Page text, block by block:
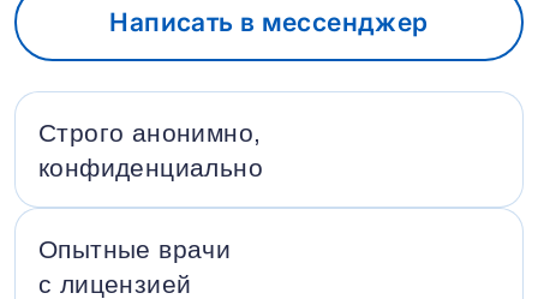
Написать в мессенджер
Строго анонимно,
конфиденциально
Опытные врачи
с лицензией